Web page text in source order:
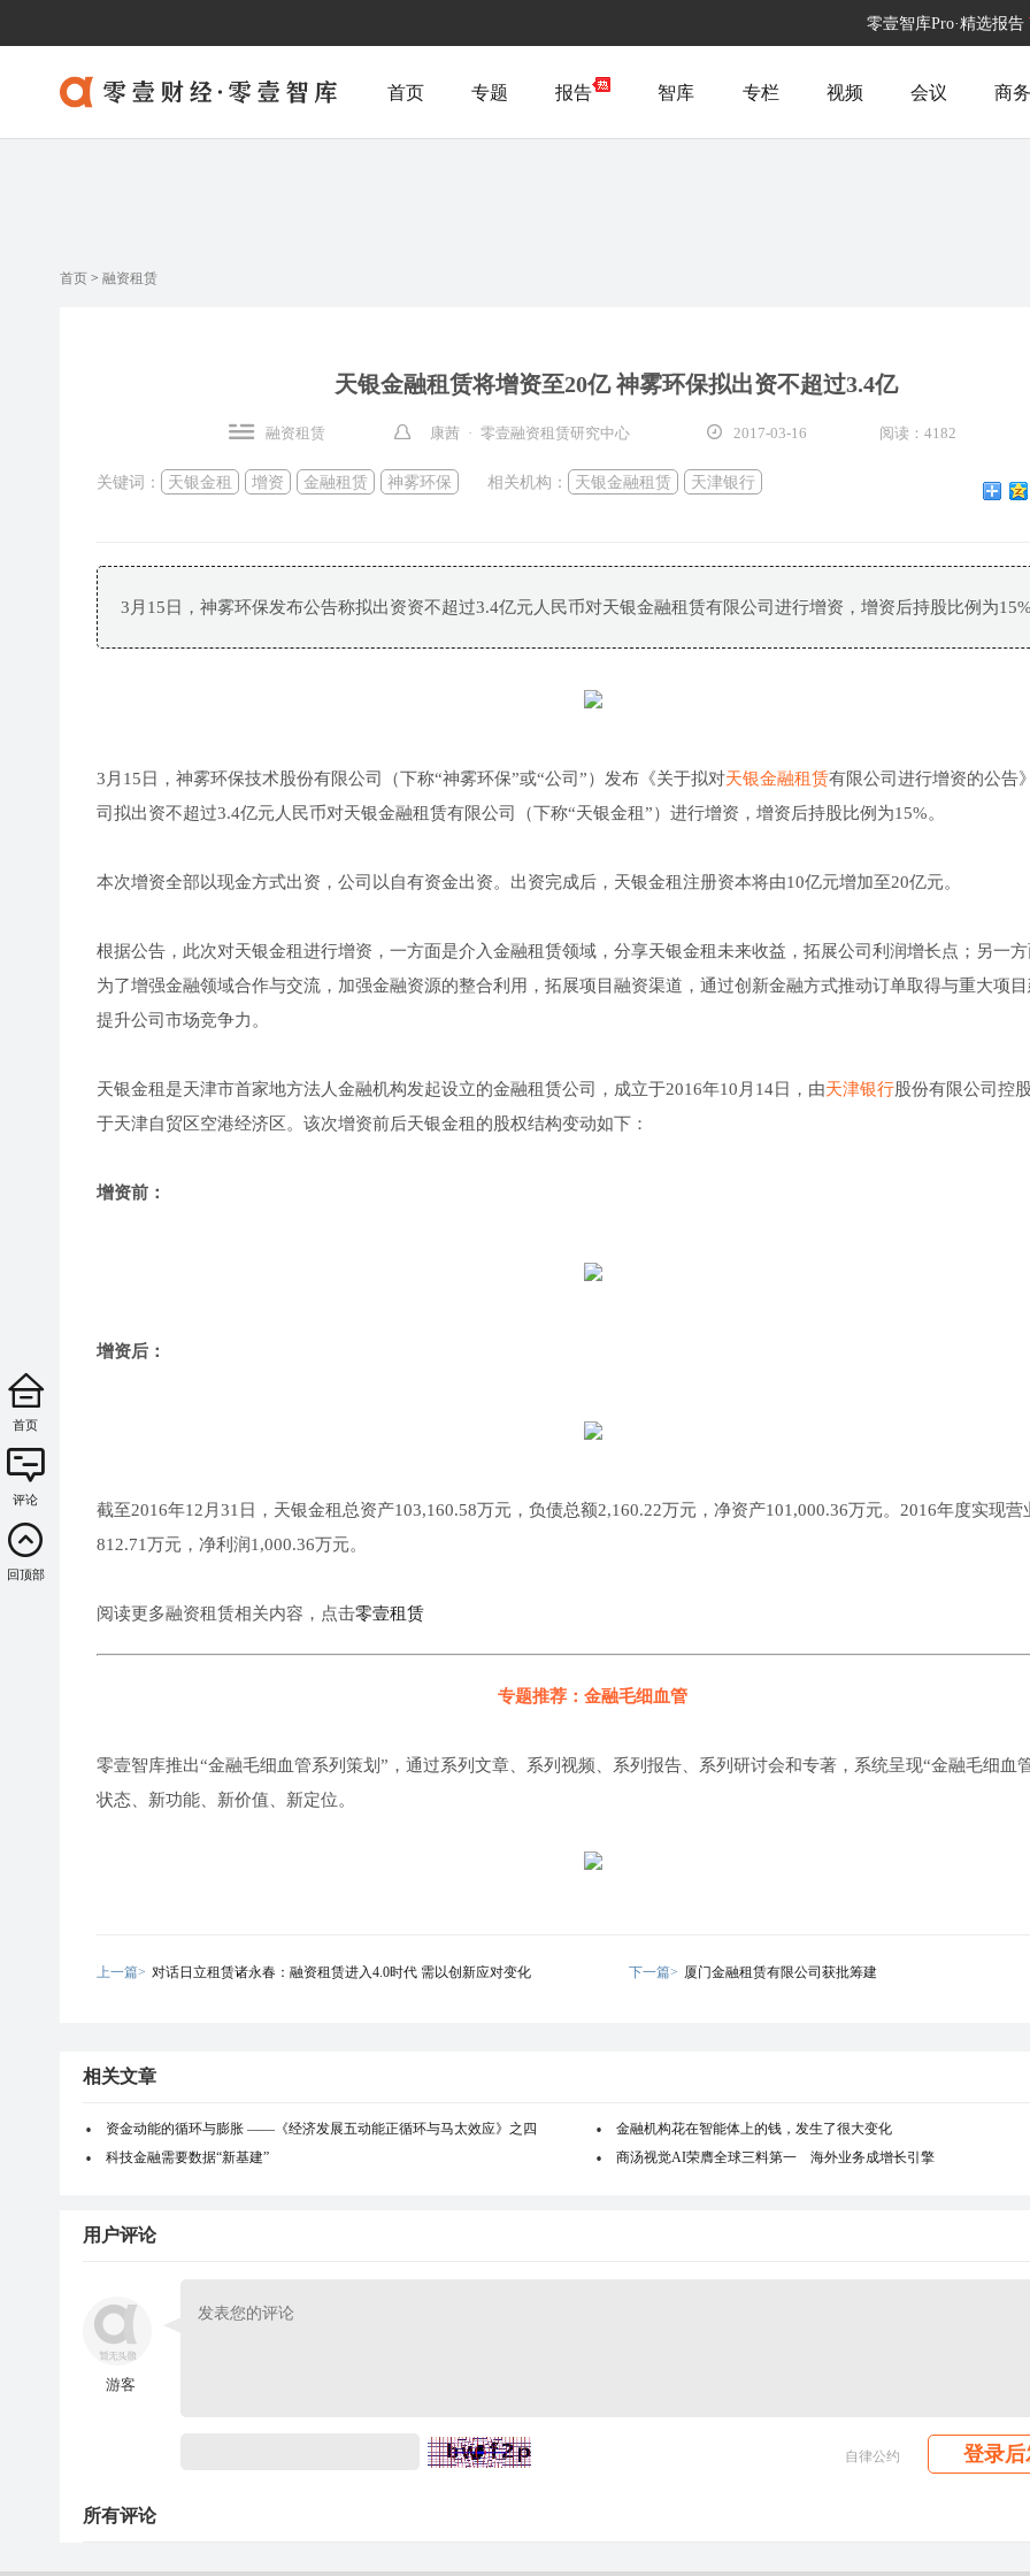
零壹智库Pro·精选报告
首页 专题 报告 智库 专栏 视频 会议 商
首页 > 融资租赁
天银金融租赁将增资至20亿 神雾环保拟出资不超过3.4亿
融资租赁 康茜 · 零壹融资租赁研究中心 2017-03-16 阅读：4182
关键词： 天银金租 增资 金融租赁 神雾环保 相关机构： 天银金融租赁 天津银行
3月15日，神雾环保发布公告称拟出资资不超过3.4亿元人民币对天银金融租赁有限公司进行增资，增资后持股比例为
3月15日，神雾环保技术股份有限公司（下称“神雾环保”或“公司”）发布《关于拟对天银金融租赁有限公司进行增资的公告
司拟出资不超过3.4亿元人民币对天银金融租赁有限公司（下称“天银金租”）进行增资，增资后持股比例为15%。
本次增资全部以现金方式出资，公司以自有资金出资。出资完成后，天银金租注册资本将由10亿元增加至20亿元。
根据公告，此次对天银金租进行增资，一方面是介入金融租赁领域，分享天银金租未来收益，拓展公司利润增长点；另一
为了增强金融领域合作与交流，加强金融资源的整合利用，拓展项目融资渠道，通过创新金融方式推动订单取得与重大项
提升公司市场竞争力。
天银金租是天津市首家地方法人金融机构发起设立的金融租赁公司，成立于2016年10月14日，由天津银行股份有限公司控
于天津自贸区空港经济区。该次增资前后天银金租的股权结构变动如下：
增资前：
增资后：
截至2016年12月31日，天银金租总资产103,160.58万元，负债总额2,160.22万元，净资产101,000.36万元。2016年度实现营
812.71万元，净利润1,000.36万元。
阅读更多融资租赁相关内容，点击零壹租赁
专题推荐：金融毛细血管
零壹智库推出“金融毛细血管系列策划”，通过系列文章、系列视频、系列报告、系列研讨会和专著，系统呈现“金融毛细血
状态、新功能、新价值、新定位。
上一篇> 对话日立租赁诸永春：融资租赁进入4.0时代 需以创新应对变化 下一篇> 厦门金融租赁有限公司获批筹建
相关文章
资金动能的循环与膨胀 ——《经济发展五动能正循环与马太效应》之四
金融机构花在智能体上的钱，发生了很大变化
科技金融需要数据“新基建”
商汤视觉AI荣膺全球三料第一 海外业务成增长引擎
用户评论
游客
自律公约 登录后
所有评论
首页
评论
回顶部